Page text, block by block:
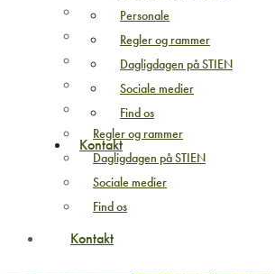
Personale
Regler og rammer
Dagligdagen på STIEN
Sociale medier
Find os
Kontakt
Paragraf 110
Paragraf 107
Behandling efter paragraf 101
Hvorfor vælge STIEN?
Personale
Regler og rammer
Dagligdagen på STIEN
Sociale medier
Find os
Kontakt